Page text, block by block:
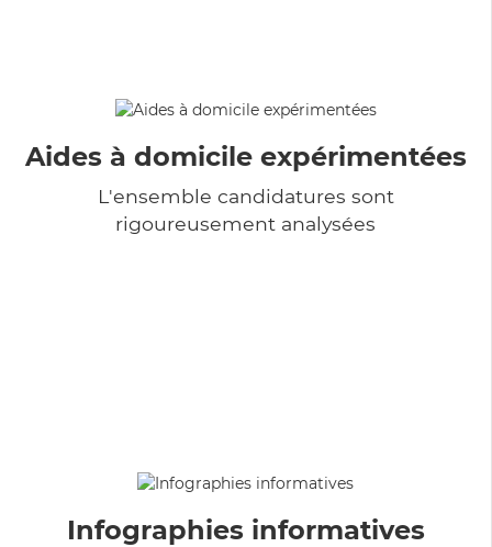
Aides à domicile expérimentées
L'ensemble candidatures sont
rigoureusement analysées
Infographies informatives